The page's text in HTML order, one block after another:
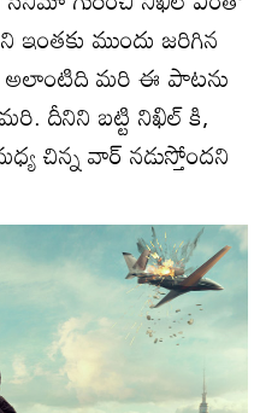
ఇంతకు ముందు జరిగిన
మరి ఈ పాటను
దీనిని బట్టి నిఖిల్ కి,
చిన్న వార్ నడుస్తోందని